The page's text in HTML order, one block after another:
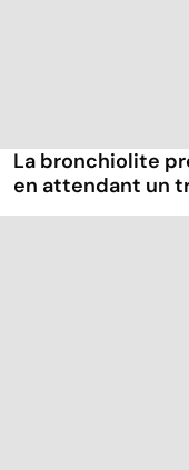
La bronchiolite
en attendant un